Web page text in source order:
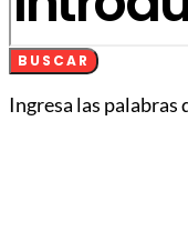
BUSCAR
Ingresa las palabras